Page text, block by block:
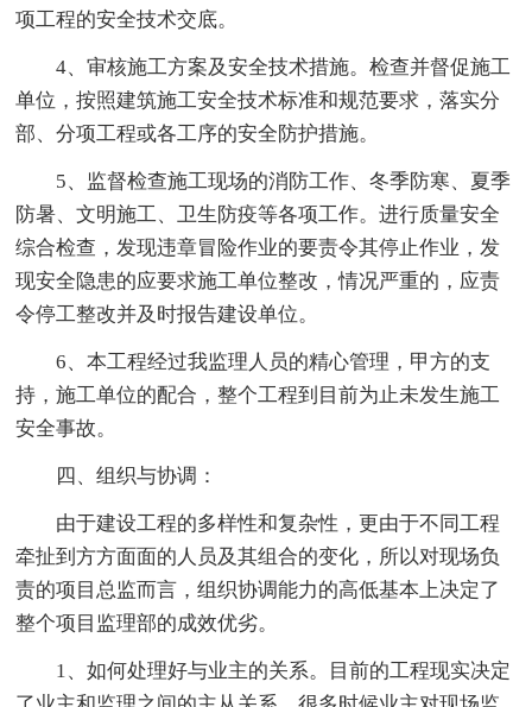
项工程的安全技术交底。
4、审核施工方案及安全技术措施。检查并督促施工
单位，按照建筑施工安全技术标准和规范要求，落实分
部、分项工程或各工序的安全防护措施。
5、监督检查施工现场的消防工作、冬季防寒、夏季
防暑、文明施工、卫生防疫等各项工作。进行质量安全
综合检查，发现违章冒险作业的要责令其停止作业，发
现安全隐患的应要求施工单位整改，情况严重的，应责
令停工整改并及时报告建设单位。
6、本工程经过我监理人员的精心管理，甲方的支
持，施工单位的配合，整个工程到目前为止未发生施工
安全事故。
四、组织与协调：
由于建设工程的多样性和复杂性，更由于不同工程
牵扯到方方面面的人员及其组合的变化，所以对现场负
责的项目总监而言，组织协调能力的高低基本上决定了
整个项目监理部的成效优劣。
1、如何处理好与业主的关系。目前的工程现实决定